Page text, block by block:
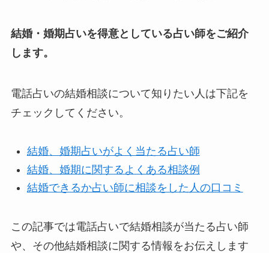
結婚・婚期占いを得意としている占い師をご紹介
します。
電話占いの結婚相談について知りたい人は下記を
チェックしてください。
結婚、婚期占いがよく当たる占い師
結婚、婚期に関するよくある相談例
結婚できるか占い師に相談をした人の口コミ
この記事では電話占いで結婚相談が当たる占い師
や、その他結婚相談に関する情報をお伝えします